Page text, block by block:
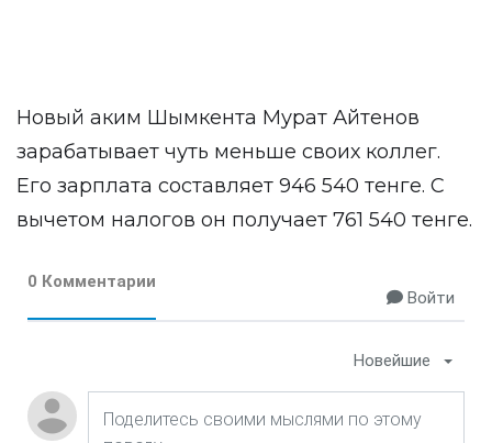
Новый аким Шымкента Мурат Айтенов
зарабатывает чуть меньше своих коллег.
Его зарплата составляет 946 540 тенге. С
вычетом налогов он получает 761 540 тенге.
0 Комментарии
Войти
Новейшие